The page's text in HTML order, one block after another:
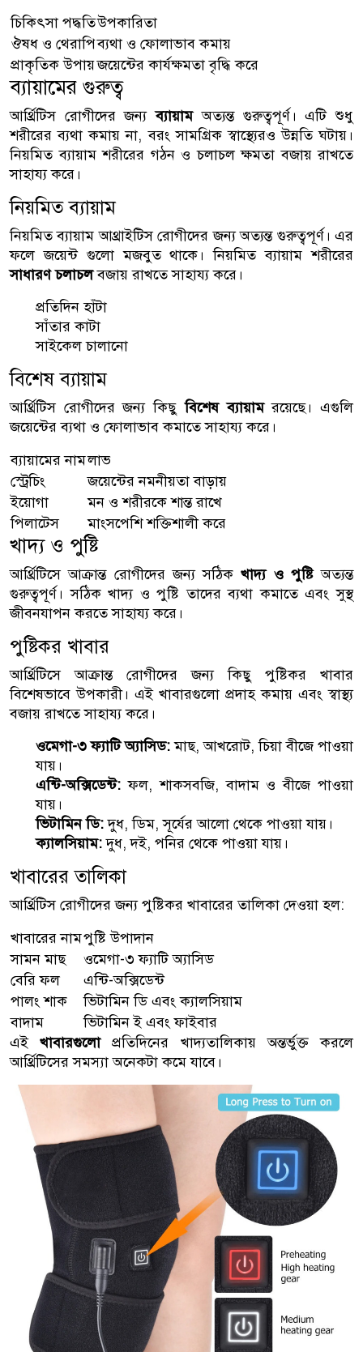
চিকিৎসা পদ্ধতিউপকারিতা
ঔষধ ও থেরাপিব্যথা ও ফোলাভাব কমায়
প্রাকৃতিক উপায়জয়েন্টের কার্যক্ষমতা বৃদ্ধি করে
ব্যায়ামের গুরুত্ব
আর্থ্রিটিস রোগীদের জন্যব্যায়ামঅত্যন্ত গুরুত্বপূর্ণ। এটি শুধু
শরীরের ব্যথা কমায় না, বরং সামগ্রিক স্বাস্থ্যেরও উন্নতি ঘটায়।
নিয়মিত ব্যায়াম শরীরের গঠন ও চলাচল ক্ষমতা বজায় রাখতে
সাহায্য করে।
নিয়মিত ব্যায়াম
নিয়মিত ব্যায়াম আথ্রাইটিস রোগীদের জন্য অত্যন্ত গুরুত্বপূর্ণ। এর
ফলে জয়েন্ট গুলো মজবুত থাকে। নিয়মিত ব্যায়াম শরীরের
সাধারণ চলাচলবজায় রাখতে সাহায্য করে।
প্রতিদিন হাঁটা
সাঁতার কাটা
সাইকেল চালানো
বিশেষ ব্যায়াম
আর্থ্রিটিস রোগীদের জন্য কিছুবিশেষ ব্যায়ামরয়েছে। এগুলি
জয়েন্টের ব্যথা ও ফোলাভাব কমাতে সাহায্য করে।
ব্যায়ামের নামলাভ
স্ট্রেচিং
জয়েন্টের নমনীয়তা বাড়ায়
ইয়োগা
মন ও শরীরকে শান্ত রাখে
পিলাটেস
মাংসপেশি শক্তিশালী করে
খাদ্য ও পুষ্টি
আর্থ্রিটিসে আক্রান্ত রোগীদের জন্য সঠিকখাদ্য ও পুষ্টিঅত্যন্ত
গুরুত্বপূর্ণ। সঠিক খাদ্য ও পুষ্টি তাদের ব্যথা কমাতে এবং সুস্থ
জীবনযাপন করতে সাহায্য করে।
পুষ্টিকর খাবার
আর্থ্রিটিসে আক্রান্ত রোগীদের জন্য কিছু পুষ্টিকর খাবার
বিশেষভাবে উপকারী। এই খাবারগুলো প্রদাহ কমায় এবং স্বাস্থ্য
বজায় রাখতে সাহায্য করে।
ওমেগা-৩ ফ্যাটি অ্যাসিড:মাছ, আখরোট, চিয়া বীজে পাওয়া
যায়।
এন্টি-অক্সিডেন্ট: ফল, শাকসবজি, বাদাম ও বীজে পাওয়া
যায়।
ভিটামিন ডি:দুধ, ডিম, সূর্যের আলো থেকে পাওয়া যায়।
ক্যালসিয়াম:দুধ, দই, পনির থেকে পাওয়া যায়।
খাবারের তালিকা
আর্থ্রিটিস রোগীদের জন্য পুষ্টিকর খাবারের তালিকা দেওয়া হল:
খাবারের নামপুষ্টি উপাদান
সামন মাছ
ওমেগা-৩ ফ্যাটি অ্যাসিড
বেরি ফল
এন্টি-অক্সিডেন্ট
পালং শাক
ভিটামিন ডি এবং ক্যালসিয়াম
বাদাম
ভিটামিন ই এবং ফাইবার
এইখাবারগুলোপ্রতিদিনের খাদ্যতালিকায় অন্তর্ভুক্ত করলে
আর্থ্রিটিসের সমস্যা অনেকটা কমে যাবে।